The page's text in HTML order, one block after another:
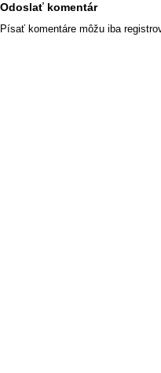
Odoslať komentár
Písať komentáre môžu iba